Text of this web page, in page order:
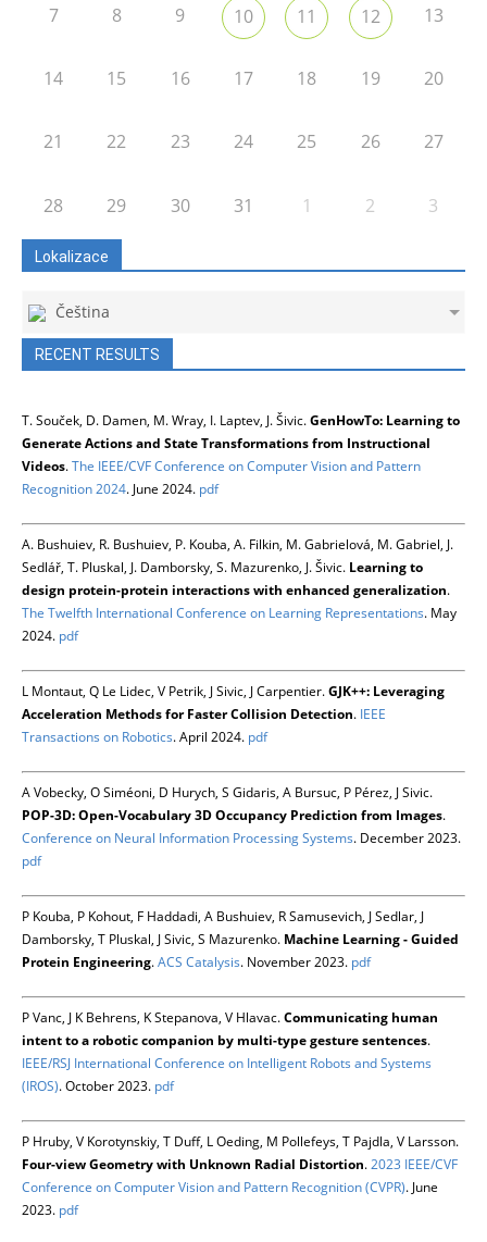
7 8 9 10 11 12 13
14 15 16 17 18 19 20
21 22 23 24 25 26 27
28 29 30 31 1 2 3
Lokalizace
Čeština
RECENT RESULTS
T. Souček, D. Damen, M. Wray, I. Laptev, J. Šivic.GenHowTo: Learning to
Generate Actions and State Transformations from Instructional
Videos.The IEEE/CVF Conference on Computer Vision and Pattern
Recognition 2024. June 2024. pdf
A. Bushuiev, R. Bushuiev, P. Kouba, A. Filkin, M. Gabrielová, M. Gabriel, J.
Sedlář, T. Pluskal, J. Damborsky, S. Mazurenko, J. Šivic. Learning to
design protein-protein interactions with enhanced generalization.
The Twelfth International Conference on Learning Representations. May
2024. pdf
L Montaut, Q Le Lidec, V Petrik, J Sivic, J Carpentier.GJK++: Leveraging
Acceleration Methods for Faster Collision Detection. IEEE
Transactions on Robotics. April 2024. pdf
A Vobecky, O Siméoni, D Hurych, S Gidaris, A Bursuc, P Pérez, J Sivic.
POP-3D: Open-Vocabulary 3D Occupancy Prediction from Images.
Conference on Neural Information Processing Systems. December 2023.
pdf
P Kouba, P Kohout, F Haddadi, A Bushuiev, R Samusevich, J Sedlar, J
Damborsky, T Pluskal, J Sivic, S Mazurenko. Machine Learning - Guided
Protein Engineering.ACS Catalysis. November 2023. pdf
P Vanc, J K Behrens, K Stepanova, V Hlavac.Communicating human
intent to a robotic companion by multi-type gesture sentences.
IEEE/RSJ International Conference on Intelligent Robots and Systems
(IROS). October 2023. pdf
P Hruby, V Korotynskiy, T Duff, L Oeding, M Pollefeys, T Pajdla, V Larsson.
Four-view Geometry with Unknown Radial Distortion.2023 IEEE/CVF
Conference on Computer Vision and Pattern Recognition (CVPR). June
2023. pdf